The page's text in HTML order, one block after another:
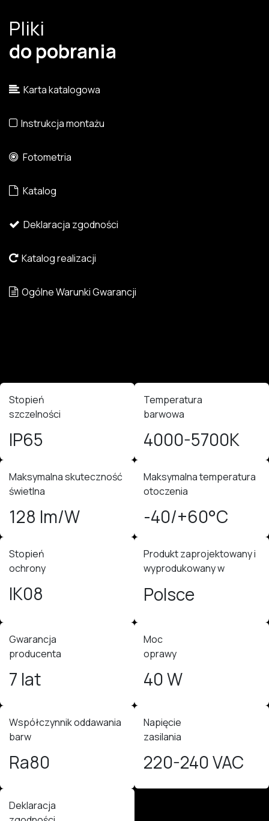
Pliki
do pobrania
Karta katalogowa
Instrukcja montażu
Fotometria
Katalog
Deklaracja zgodności
Katalog realizacji
Ogólne Warunki Gwarancji
Stopień
szczelności
IP65
Temperatura
barwowa
4000-5700K
Maksymalna skuteczność
świetlna
128 lm/W
Maksymalna temperatura
otoczenia
-40/+60°C
Stopień
ochrony
IK08
Produkt zaprojektowany i
wyprodukowany w
Polsce
Gwarancja
producenta
7 lat
Moc
oprawy
40 W
Współczynnik oddawania
barw
Ra80
Napięcie
zasilania
220-240 VAC
Deklaracja